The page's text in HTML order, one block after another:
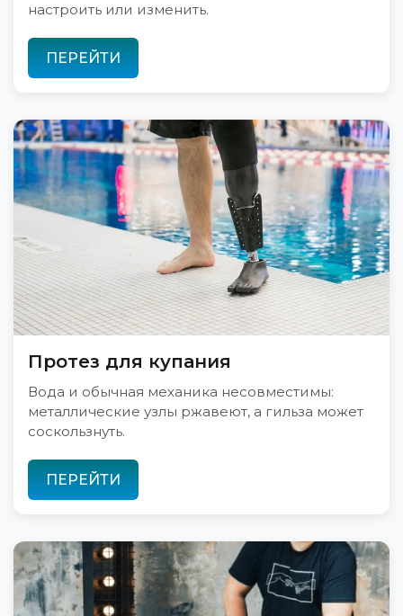
настроить или изменить.
ПЕРЕЙТИ
Протез для купания
Вода и обычная механика несовместимы:
металлические узлы ржавеют, а гильза может
соскользнуть.
ПЕРЕЙТИ